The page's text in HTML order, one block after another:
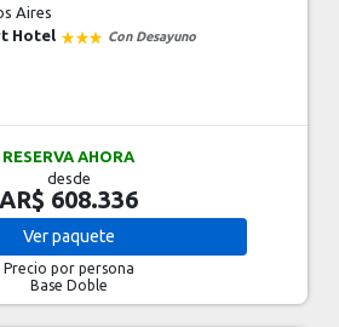
Aires
Hotel
Con Desayuno
RESERVA AHORA
desde
AR$ 608.336
Verpaquete
Precio por persona
Base Doble